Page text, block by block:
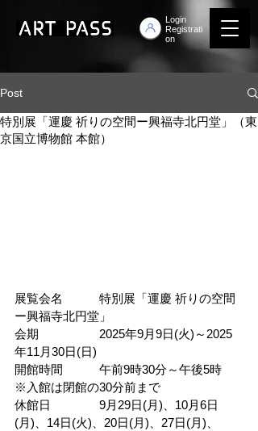
Login
Registrati
on
Post
特別展「運慶 祈りの空間ー興福寺北円堂」（東
京国立博物館 本館）
展覧会名　　　特別展「運慶 祈りの空間
ー興福寺北円堂」
会期　　　　　2025年9月9日(火)～2025
年11月30日(日)
開館時間　　　午前9時30分～午後5時
※入館は閉館の30分前まで
休館日　　　　9月29日(月)、10月6日
(月)、14日(火)、20日(月)、27日(月)、